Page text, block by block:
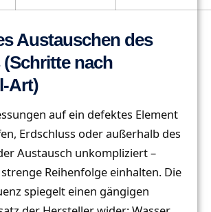
Austauschen des
nach
Art)
auf ein defektes Element
Erdschluss oder außerhalb des
Austausch unkompliziert –
Reihenfolge einhalten. Die
spiegelt einen gängigen